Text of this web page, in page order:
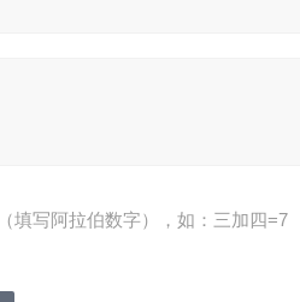
填写阿拉伯数字），如：三加四=7